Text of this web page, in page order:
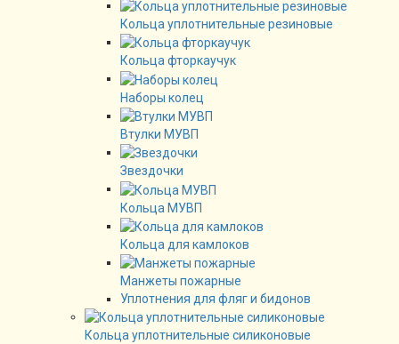
Кольца уплотнительные резиновые
Кольца фторкаучук
Наборы колец
Втулки МУВП
Звездочки
Кольца МУВП
Кольца для камлоков
Манжеты пожарные
Уплотнения для фляг и бидонов
Кольца уплотнительные силиконовые